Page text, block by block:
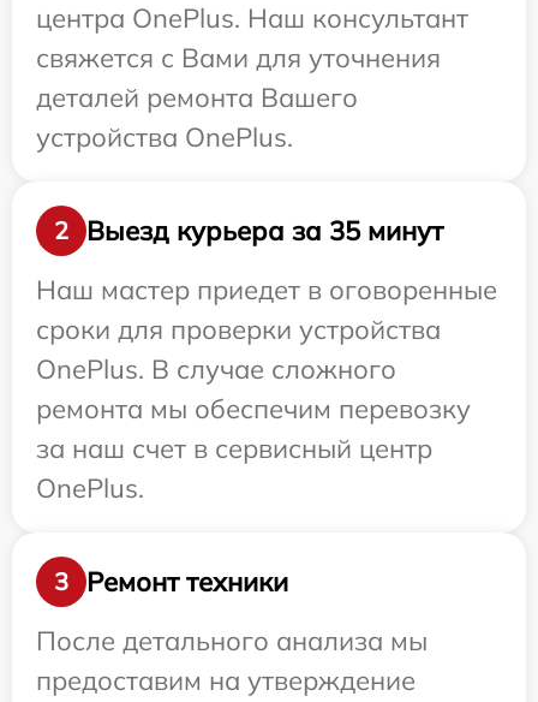
центра OnePlus. Наш консультант
свяжется с Вами для уточнения
деталей ремонта Вашего
устройства OnePlus.
2
Выезд курьера за 35 минут
Наш мастер приедет в оговоренные
сроки для проверки устройства
OnePlus. В случае сложного
ремонта мы обеспечим перевозку
за наш счет в сервисный центр
OnePlus.
3
Ремонт техники
После детального анализа мы
предоставим на утверждение